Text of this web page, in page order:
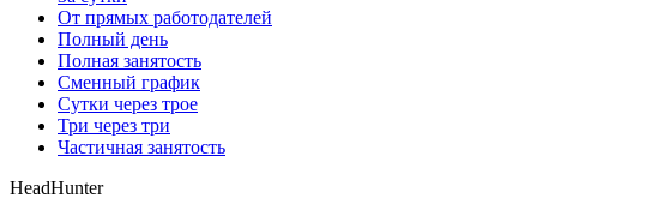
От прямых работодателей
Полный день
Полная занятость
Сменный график
Сутки через трое
Три через три
Частичная занятость
HeadHunter